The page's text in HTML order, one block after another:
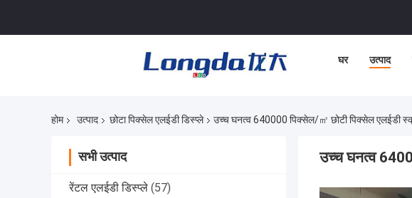
घर उत्पाद
होम उत्पाद छोटा पिक्सेल एलईडी डिस्प्ले उच्च घनत्व 640000 पिक्सेल/㎡ छोटी पिक्सेल एलईडी
सभी उत्पाद
रेंटल एलईडी डिस्प्ले (57)
उच्च घनत्व